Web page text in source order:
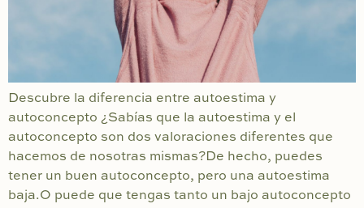
Descubre la diferencia entre autoestima y
autoconcepto ¿Sabías que la autoestima y el
autoconcepto son dos valoraciones diferentes que
hacemos de nosotras mismas?De hecho, puedes
tener un buen autoconcepto, pero una autoestima
baja.O puede que tengas tanto un bajo autoconcepto